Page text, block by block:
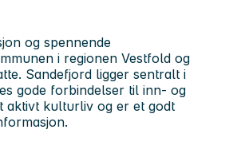
og spennende
i regionen Vestfold og
Sandefjord ligger sentralt i
gode forbindelser til inn- og
aktivt kulturliv og er et godt